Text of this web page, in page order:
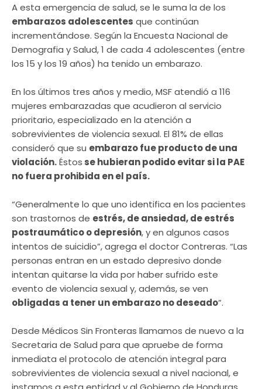
A esta emergencia de salud, se le suma la de los
embarazos adolescentes que continúan
incrementándose. Según la Encuesta Nacional de
Demografia y Salud, 1 de cada 4 adolescentes (entre
los 15 y los 19 años) ha tenido un embarazo.
En los últimos tres años y medio, MSF atendió a 116
mujeres embarazadas que acudieron al servicio
prioritario, especializado en la atención a
sobrevivientes de violencia sexual. El 81% de ellas
consideró que su embarazo fue producto de una
violación.Éstos se hubieran podido evitar si la PAE
no fuera prohibida en el país.
“Generalmente lo que uno identifica en los pacientes
son trastornos de estrés, de ansiedad, de estrés
postraumático o depresión, y en algunos casos
intentos de suicidio”, agrega el doctor Contreras. “Las
personas entran en un estado depresivo donde
intentan quitarse la vida por haber sufrido este
evento de violencia sexual y, además, se ven
obligadas a tener un embarazo no deseado”.
Desde Médicos Sin Fronteras llamamos de nuevo a la
Secretaria de Salud para que apruebe de forma
inmediata el protocolo de atención integral para
sobrevivientes de violencia sexual a nivel nacional, e